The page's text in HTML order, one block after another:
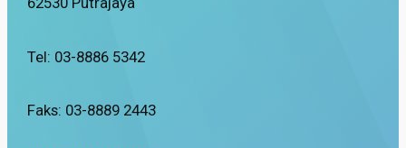
Tel: 03-8886 5342
Faks: 03-8889 2443